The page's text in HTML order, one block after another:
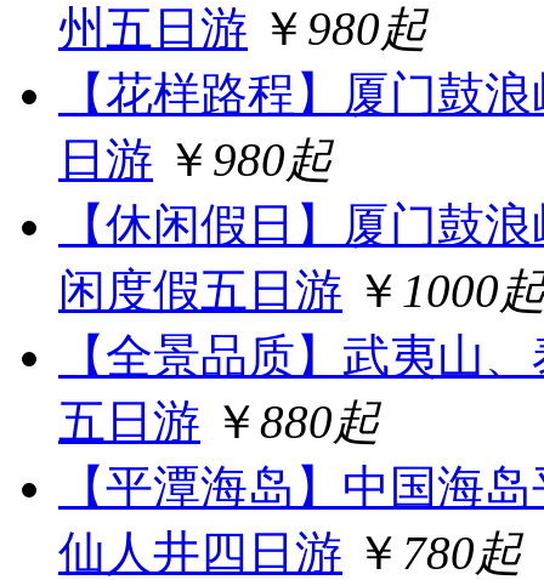
州五日游 ￥ 980起
【花样路程】厦门鼓
日游 ￥ 980起
【休闲假日】厦门鼓
闲度假五日游 ￥ 1000
【全景品质】武夷山
五日游 ￥880起
【平潭海岛】中国海
仙人井四日游 ￥ 780起